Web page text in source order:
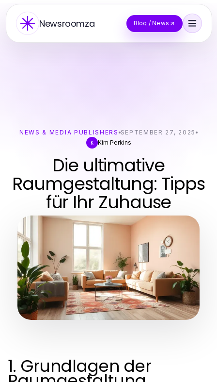
Newsroomza Blog / News
NEWS & MEDIA PUBLISHERS SEPTEMBER 27, 2025
K Kim Perkins
Die ultimative
Raumgestaltung: Tipps
für Ihr Zuhause
1. Grundlagen der